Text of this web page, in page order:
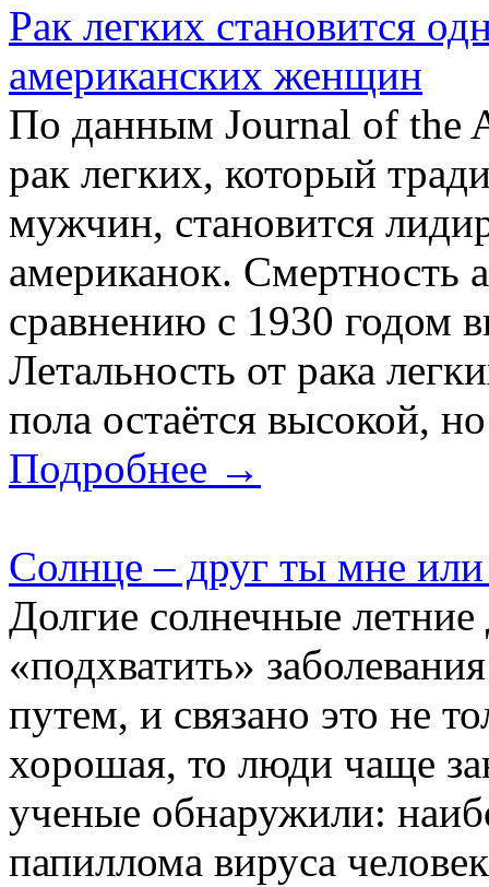
Рак легких становится
американских женщин
По данным Journal of the
рак легких, который
мужчин, становится
американок. Смертность
сравнению с 1930 годом
Летальность от рака
пола остаётся высокой,
Подробнее →
Солнце – друг ты мне или
Долгие солнечные
«подхватить»
путем, и связано это не
хорошая, то люди чаще
ученые обнаружили:
папиллома вируса